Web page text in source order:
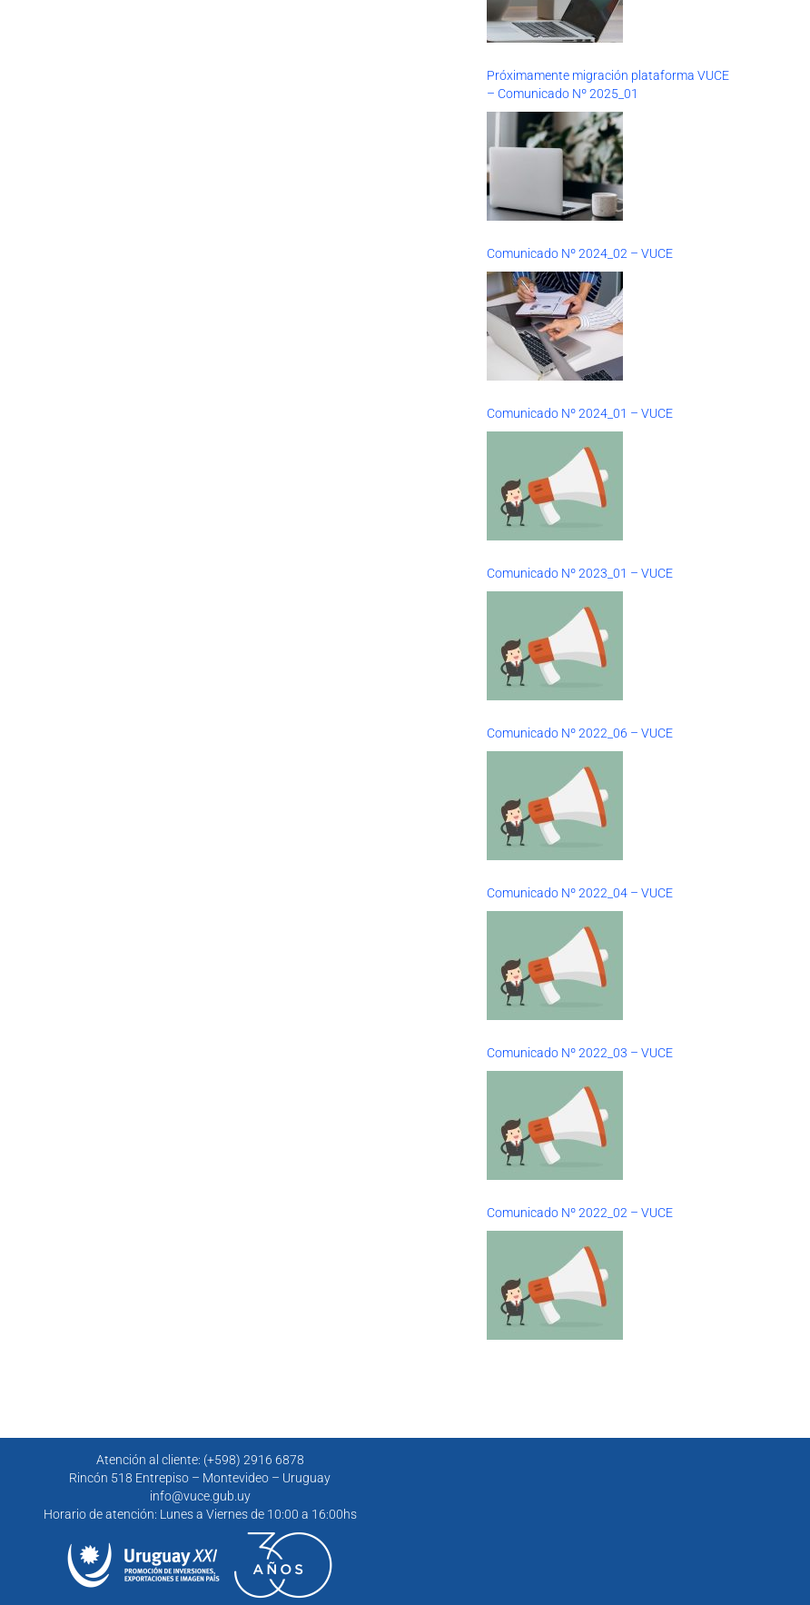
Próximamente migración plataforma VUCE
– Comunicado Nº 2025_01
Comunicado Nº 2024_02 – VUCE
Comunicado Nº 2024_01 – VUCE
Comunicado Nº 2023_01 – VUCE
Comunicado Nº 2022_06 – VUCE
Comunicado Nº 2022_04 – VUCE
Comunicado Nº 2022_03 – VUCE
Comunicado Nº 2022_02 – VUCE
Atención al cliente: (+598) 2916 6878
Rincón 518 Entrepiso – Montevideo – Uruguay
info@vuce.gub.uy
Horario de atención: Lunes a Viernes de 10:00 a 16:00hs